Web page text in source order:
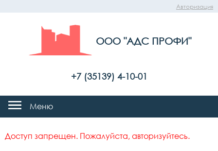
Авторизация
ООО "АДС ПРОФИ"
+7 (35139) 4-10-01
Меню
Доступ запрещен. Пожалуйста, авторизуйтесь.